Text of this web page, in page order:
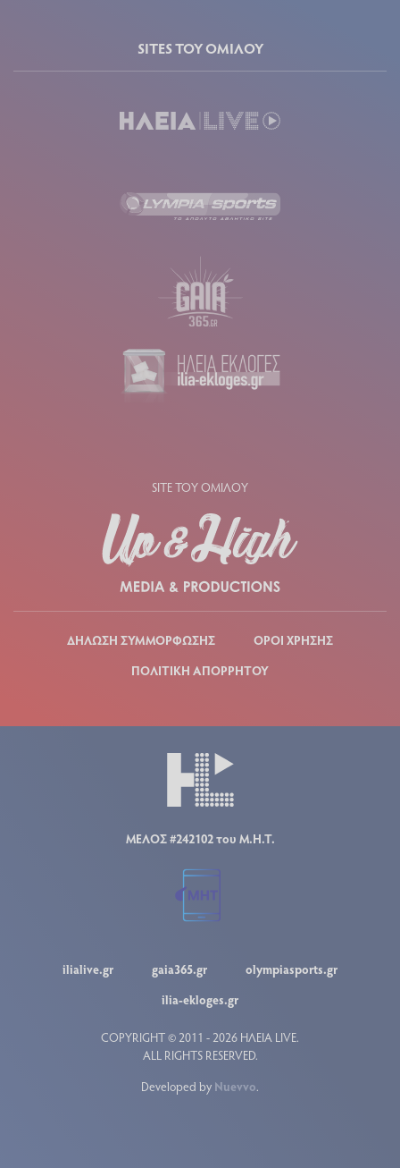
SITES ΤΟΥ ΟΜΙΛΟΥ
SITE ΤΟΥ ΟΜΙΛΟΥ
ΔΗΛΩΣΗ ΣΥΜΜΟΡΦΩΣΗΣ
ΟΡΟΙ ΧΡΗΣΗΣ
ΠΟΛΙΤΙΚΗ ΑΠΟΡΡΗΤΟΥ
ΜΕΛΟΣ #242102 του Μ.Η.Τ.
ilialive.gr gaia365.gr
olympiasports.gr
ilia-ekloges.gr
COPYRIGHT © 2011 - 2026 ΗΛΕΙΑ LIVE.
ALL RIGHTS RESERVED.
Developed by Nuevvo.